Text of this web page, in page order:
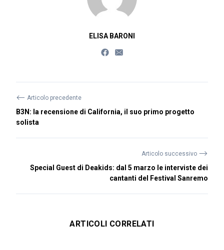
ELISA BARONI
⟵ Articolo precedente
B3N: la recensione di California, il suo primo progetto
solista
Articolo successivo ⟶
Special Guest di Deakids: dal 5 marzo le interviste dei
cantanti del Festival Sanremo
ARTICOLI CORRELATI